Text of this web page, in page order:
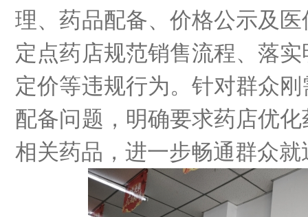
理、药品配备、价格公示及
定点药店规范销售流程、落
定价等违规行为。针对群众
配备问题，明确要求药店优
相关药品，进一步畅通群众